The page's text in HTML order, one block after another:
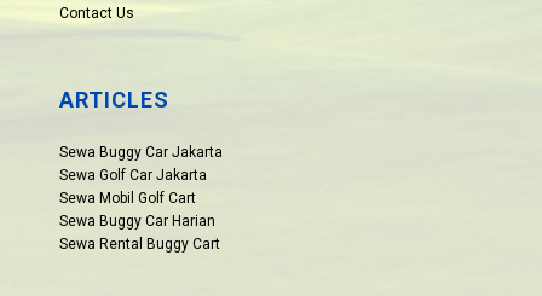
Contact Us
ARTICLES
Sewa Buggy Car Jakarta
Sewa Golf Car Jakarta
Sewa Mobil Golf Cart
Sewa Buggy Car Harian
Sewa Rental Buggy Cart